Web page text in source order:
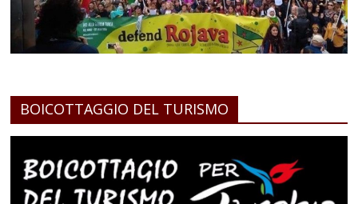
BOICOTTAGGIO DEL TURISMO